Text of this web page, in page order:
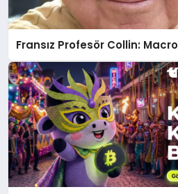
Fransız Profesör Collin: